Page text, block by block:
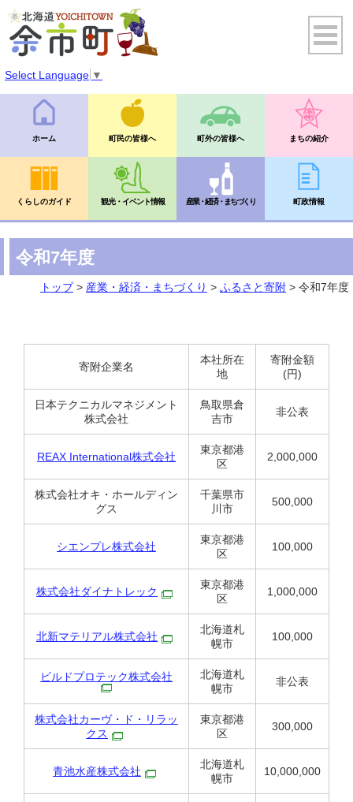
Select Language ▼
ホーム 町民の皆様へ 町外の皆様へ まちの紹介
くらしのガイド 観光・イベント情報 産業・経済・まちづくり 町政情報
令和7年度
トップ> 産業・経済・まちづくり > ふるさと寄附 > 令和7年度
寄附企業名
本社所在
地
寄附金額
(円)
日本テクニカルマネジメント
株式会社
鳥取県倉
吉市
非公表
REAX International株式会社
東京都港
区
2,000,000
株式会社オキ・ホールディン
グス
千葉県市
川市
500,000
シエンプレ株式会社
東京都港
区
100,000
株式会社ダイナトレック
東京都港
区
1,000,000
北新マテリアル株式会社
北海道札
幌市
100,000
ビルドプロテック株式会社
北海道札
幌市
非公表
株式会社カーヴ・ド・リラッ
クス
東京都港
区
300,000
青池水産株式会社
北海道札
幌市
10,000,000